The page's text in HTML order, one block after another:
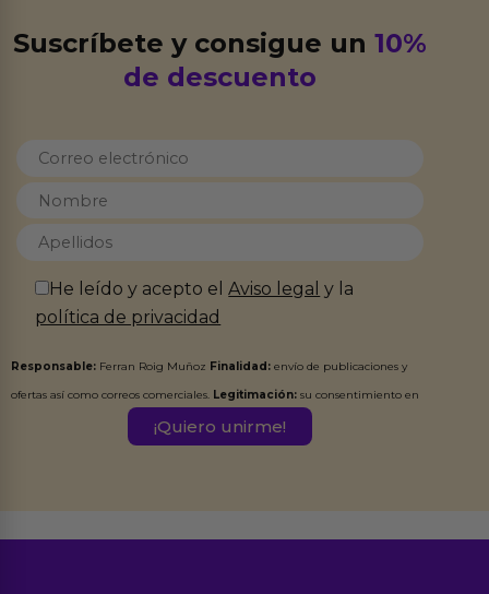
Suscríbete y consigue un10%
de descuento
He leído y acepto elAviso legal y la
política de privacidad
Responsable: Ferran Roig Muñoz Finalidad: envío de publicaciones y
ofertas así como correos comerciales. Legitimación: su consentimiento en
Destinatarios:Ferran Roig Muñoz. Podrás ejercer tus